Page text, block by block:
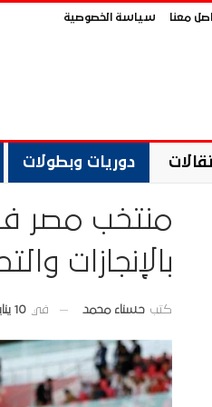
معنا سياسة الخصوصية
دوريات وبطولات
منتخب مصر
بالإنجازات
كتب حسناء محمد في 10 يناير 2026